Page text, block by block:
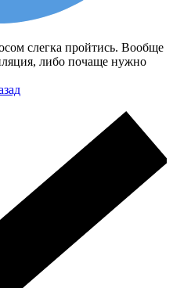
слегка пройтись. Вообще
либо почаще нужно